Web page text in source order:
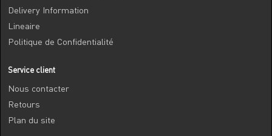
Delivery Information
Lineaire
Politique de Confidentialité
Service client
Nous contacter
Retours
Plan du site